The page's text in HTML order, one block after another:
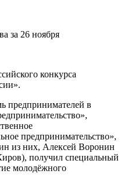
конкурса
предпринимателей в
предпринимательство»,
из них, Алексей Воронин
получил специальный
молодёжного